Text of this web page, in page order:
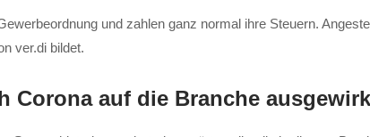
und zahlen ganz normal ihre Steuern.
ver.di bildet.
Corona auf die Branche